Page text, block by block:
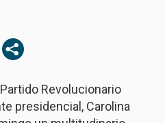
Revolucionario
presidencial, Carolina